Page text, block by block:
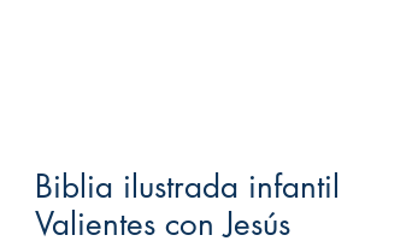
Biblia ilustrada infantil
Valientes con Jesús